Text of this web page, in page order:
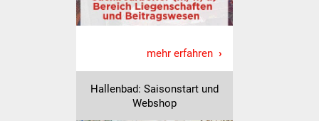
Kindergärten
Kolping-Musikschule
Soziale Einrichtungen
mehr erfahren
Hallenbad: Saisonstart und
Webshop